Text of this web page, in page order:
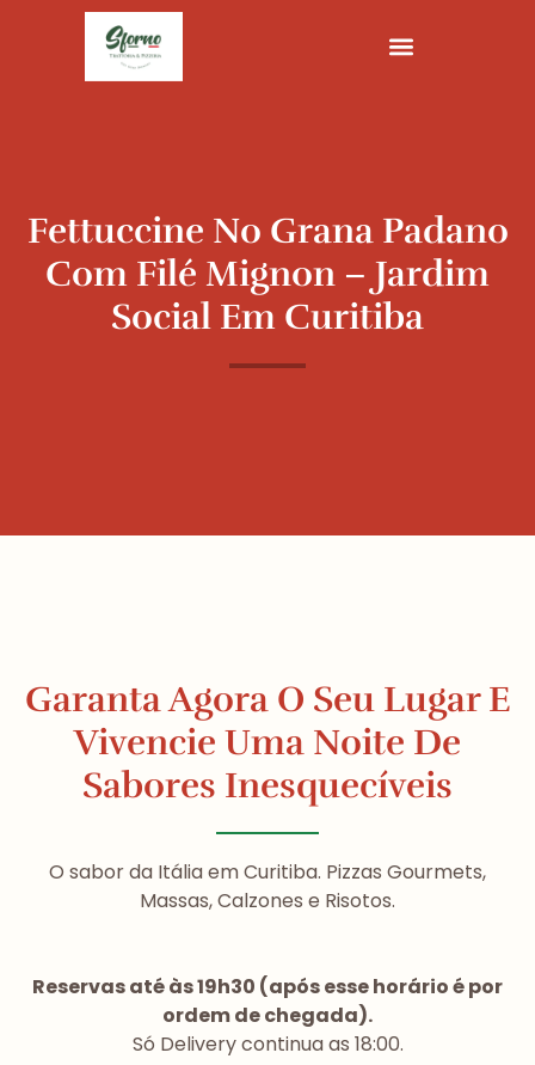
Fettuccine No Grana Padano
Com Filé Mignon – Jardim
Social Em Curitiba
Garanta Agora O Seu Lugar E
Vivencie Uma Noite De
Sabores Inesquecíveis
O sabor da Itália em Curitiba. Pizzas Gourmets,
Massas, Calzones e Risotos.
Reservas até às 19h30 (após esse horário é por
ordem de chegada).
Só Delivery continua as 18:00.